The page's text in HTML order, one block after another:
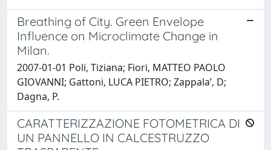
Breathing of City. Green Envelope
Influence on Microclimate Change in
Milan.
2007-01-01 Poli, Tiziana; Fiori, MATTEO PAOLO
GIOVANNI; Gattoni, LUCA PIETRO; Zappala’, D;
Dagna, P.
CARATTERIZZAZIONE FOTOMETRICA DI
UN PANNELLO IN CALCESTRUZZO